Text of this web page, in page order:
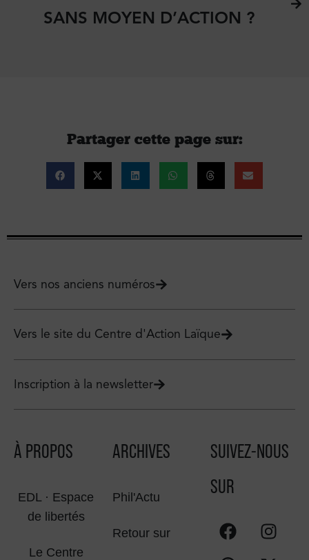
SANS MOYEN D’ACTION ?
Partager cette page sur :
Vers nos anciens numéros
Vers le site du Centre d'Action Laïque
Inscription à la newsletter
À PROPOS
EDL · Espace
de libertés
Le Centre
ARCHIVES
Phil'Actu
Retour sur
SUIVEZ-NOUS
SUR